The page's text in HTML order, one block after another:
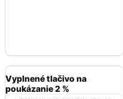
Vyplnené tlačivo na
poukázanie 2 %